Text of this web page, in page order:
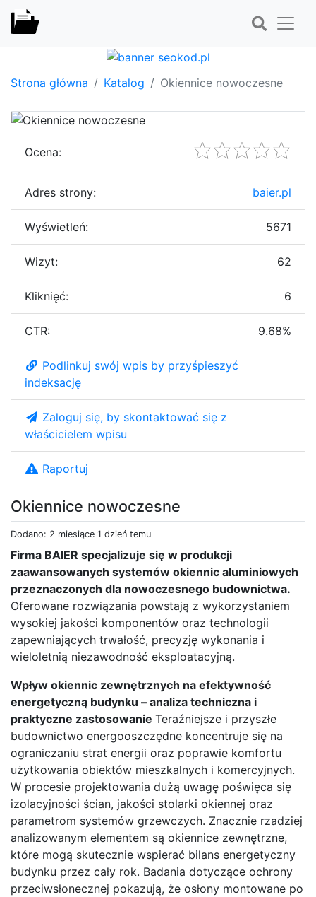
Strona główna Katalog Okiennice nowoczesne
Okiennice nowoczesne
Dodano: 2 miesiące 1 dzień temu
Firma BAIER specjalizuje się w produkcji
zaawansowanych systemów okiennic aluminiowych
przeznaczonych dla nowoczesnego budownictwa.
Oferowane rozwiązania powstają z wykorzystaniem
wysokiej jakości komponentów oraz technologii
zapewniających trwałość, precyzję wykonania i
wieloletnią niezawodność eksploatacyjną.
Wpływ okiennic zewnętrznych na efektywność
energetyczną budynku – analiza techniczna i
praktyczne zastosowanie Teraźniejsze i przyszłe
budownictwo energooszczędne koncentruje się na
ograniczaniu strat energii oraz poprawie komfortu
użytkowania obiektów mieszkalnych i komercyjnych.
W procesie projektowania dużą uwagę poświęca się
izolacyjności ścian, jakości stolarki okiennej oraz
parametrom systemów grzewczych. Znacznie rzadziej
analizowanym elementem są okiennice zewnętrzne,
które mogą skutecznie wspierać bilans energetyczny
budynku przez cały rok. Badania dotyczące ochrony
przeciwsłonecznej pokazują, że osłony montowane po
Ocena:
Adres strony: baier.pl
Wyświetleń: 5671
Wizyt: 62
Kliknięć: 6
CTR: 9.68%
Podlinkuj swój wpis by przyśpieszyć
indeksację
Zaloguj się, by skontaktować się z
właścicielem wpisu
Raportuj